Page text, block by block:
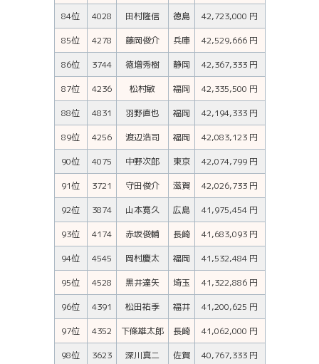
84位
4028 田村隆信 徳島
42,723,000 円
85位
4278 藤岡俊介 兵庫
42,529,666 円
86位
3744 徳増秀樹 静岡
42,367,333 円
87位
4236 松村敏 福岡
42,335,500 円
88位
4831 羽野直也 福岡
42,194,333 円
89位
4256 渡辺浩司 福岡
42,083,123 円
90位
4075 中野次郎 東京
42,074,799 円
91位
3721 守田俊介 滋賀
42,026,733 円
92位
3874 山本寛久 広島
41,975,454 円
93位
4174 赤坂俊輔 長崎
41,683,093 円
94位
4545 岡村慶太 福岡
41,532,484 円
95位
4528 黒井達矢 埼玉
41,322,886 円
96位
4391 松田祐季 福井
41,200,625 円
97位
4352 下條雄太郎 長崎
41,062,000 円
98位
3623 深川真二 佐賀
40,767,333 円